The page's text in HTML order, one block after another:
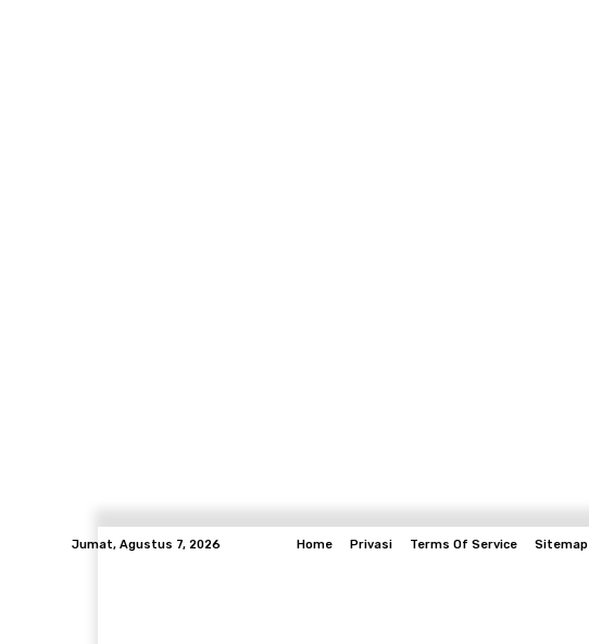
Jumat, Agustus 7, 2026 Home Privasi Terms Of Service Sitemap